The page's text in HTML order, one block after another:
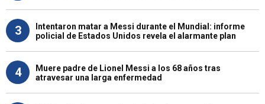
3
Intentaron matar a Messi durante el Mundial: informe
policial de Estados Unidos revela el alarmante plan
4
Muere padre de Lionel Messi a los 68 años tras
atravesar una larga enfermedad